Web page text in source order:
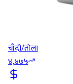
चाँदी/तोला
४,४७५